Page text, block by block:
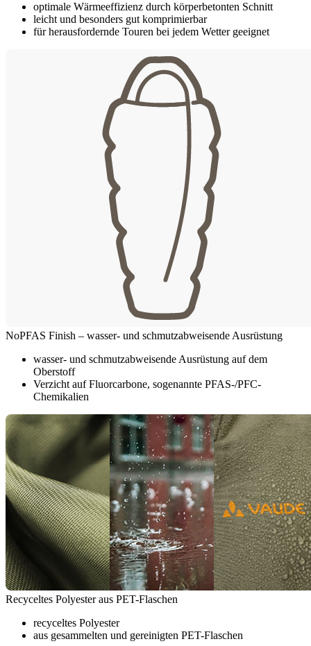
optimale Wärmeeffizienz durch körperbetonten Schnitt
leicht und besonders gut komprimierbar
für herausfordernde Touren bei jedem Wetter geeignet
NoPFAS Finish – wasser- und schmutzabweisende Ausrüstung
wasser- und schmutzabweisende Ausrüstung auf dem
Oberstoff
Verzicht auf Fluorcarbone, sogenannte PFAS-/PFC-
Chemikalien
Recyceltes Polyester aus PET-Flaschen
recyceltes Polyester
aus gesammelten und gereinigten PET-Flaschen